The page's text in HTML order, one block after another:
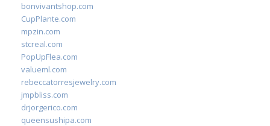
bonvivantshop.com
CupPlante.com
mpzin.com
stcreal.com
PopUpFlea.com
valueml.com
rebeccatorresjewelry.com
jmpbliss.com
drjorgerico.com
queensushipa.com